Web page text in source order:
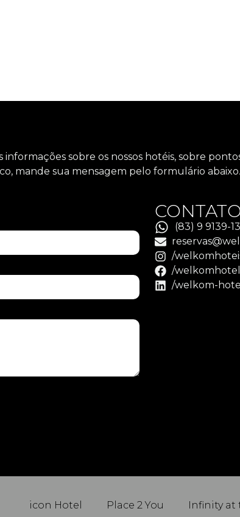
sobre os nossos hotéis, sobre
mande sua mensagem pelo formulário abaixo.
(83) 9 9139-
/
/
/welkom-
icon Hotel Place 2 You Infinity at